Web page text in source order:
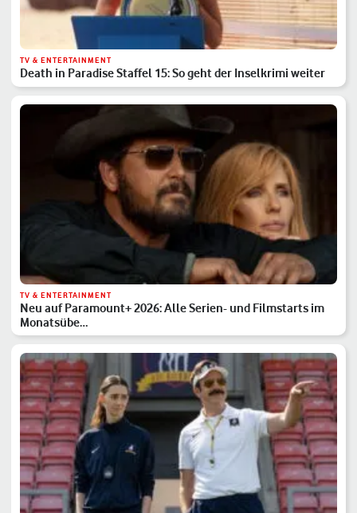
TV & ENTERTAINMENT
Death in Paradise Staffel 15: So geht der Inselkrimi weiter
TV & ENTERTAINMENT
Neu auf Paramount+ 2026: Alle Serien- und Filmstarts im
Monatsübe…